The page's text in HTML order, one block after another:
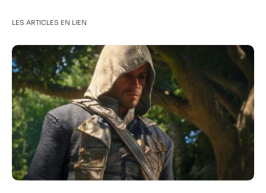
LES ARTICLES EN LIEN